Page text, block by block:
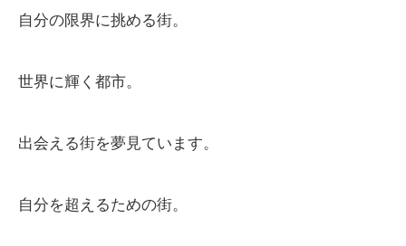
自分の限界に挑める街。
世界に輝く都市。
出会える街を夢見ています。
自分を超えるための街。